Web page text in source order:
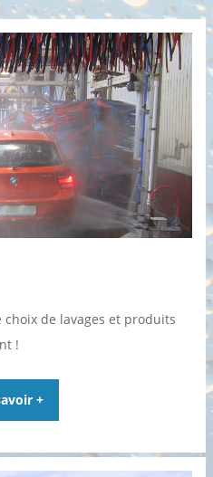
de lavages et produits
!
+